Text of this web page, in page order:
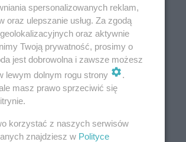
spersonalizowanych reklam,
ulepszanie usług. Za zgodą
oraz aktywnie
Twoją prywatność, prosimy o
jest dobrowolna i zawsze możesz
lewym dolnym rogu strony
.
masz prawo sprzeciwić się
korzystać z naszych serwisów
znajdziesz w Polityce